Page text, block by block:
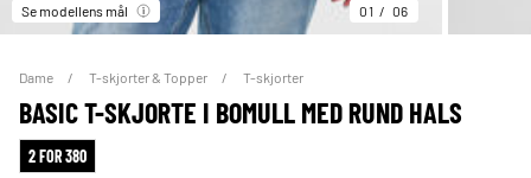
Se modellens mål 01 06
Dame T-skjorter & Topper T-skjorter
BASIC T-SKJORTE I BOMULL MED RUND HALS
2 FOR 380